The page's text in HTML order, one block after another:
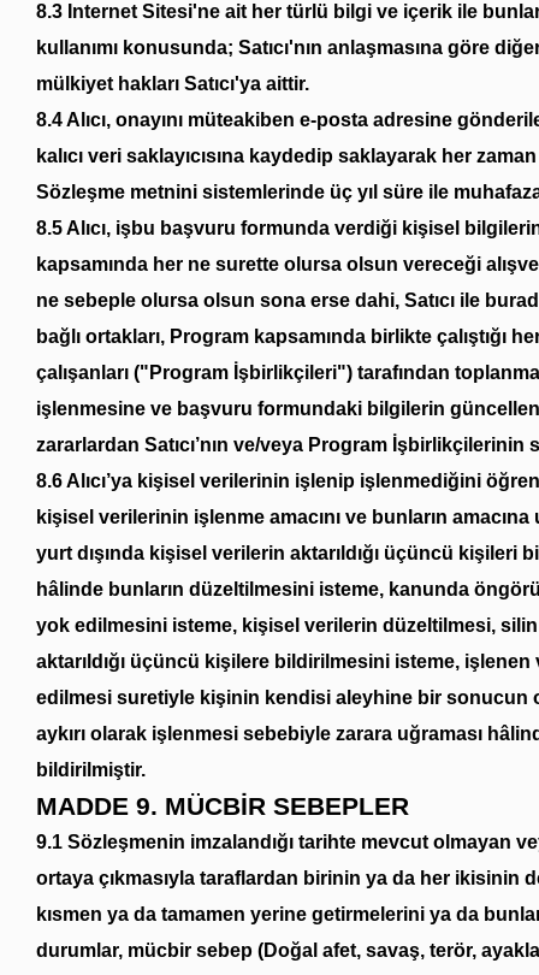
8.3 Internet Sitesi'ne ait her türlü bilgi ve içerik ile
kullanımı konusunda; Satıcı'nın anlaşmasına göre
mülkiyet hakları Satıcı'ya aittir.
8.4 Alıcı, onayını müteakiben e-posta adresine
kalıcı veri saklayıcısına kaydedip saklayarak her
Sözleşme metnini sistemlerinde üç yıl süre ile
8.5 Alıcı, işbu başvuru formunda verdiği kişisel
kapsamında her ne surette olursa olsun vereceği
ne sebeple olursa olsun sona erse dahi, Satıcı ile
bağlı ortakları, Program kapsamında birlikte çalıştığı
çalışanları ("Program İşbirlikçileri") tarafından
işlenmesine ve başvuru formundaki bilgilerin
zararlardan Satıcı’nın ve/veya Program İşbirlikçilerinin
8.6 Alıcı’ya kişisel verilerinin işlenip işlenmediğini
kişisel verilerinin işlenme amacını ve bunların
yurt dışında kişisel verilerin aktarıldığı üçüncü kişileri
hâlinde bunların düzeltilmesini isteme, kanunda
yok edilmesini isteme, kişisel verilerin düzeltilmesi,
aktarıldığı üçüncü kişilere bildirilmesini isteme,
edilmesi suretiyle kişinin kendisi aleyhine bir sonucun
aykırı olarak işlenmesi sebebiyle zarara uğraması
bildirilmiştir.
MADDE 9. MÜCBİR SEBEPLER
9.1 Sözleşmenin imzalandığı tarihte mevcut olmayan
ortaya çıkmasıyla taraflardan birinin ya da her ikisinin
kısmen ya da tamamen yerine getirmelerini ya da
durumlar, mücbir sebep (Doğal afet, savaş, terör,